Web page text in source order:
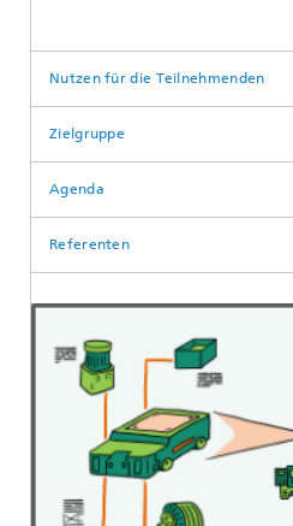
Nutzen für die Teilnehmenden
Zielgruppe
Agenda
Referenten